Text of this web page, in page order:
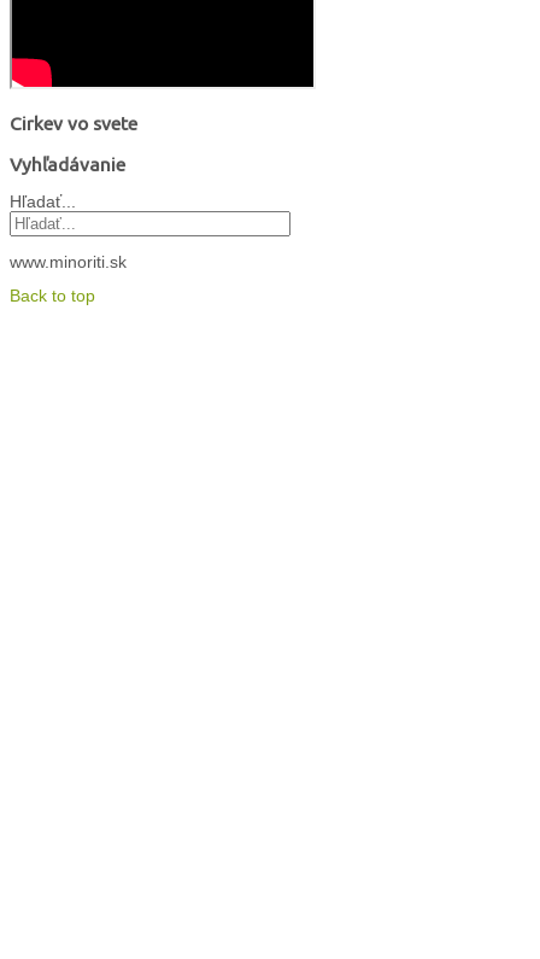
Cirkev vo svete
Vyhľadávanie
Hľadať...
www.minoriti.sk
Back to top